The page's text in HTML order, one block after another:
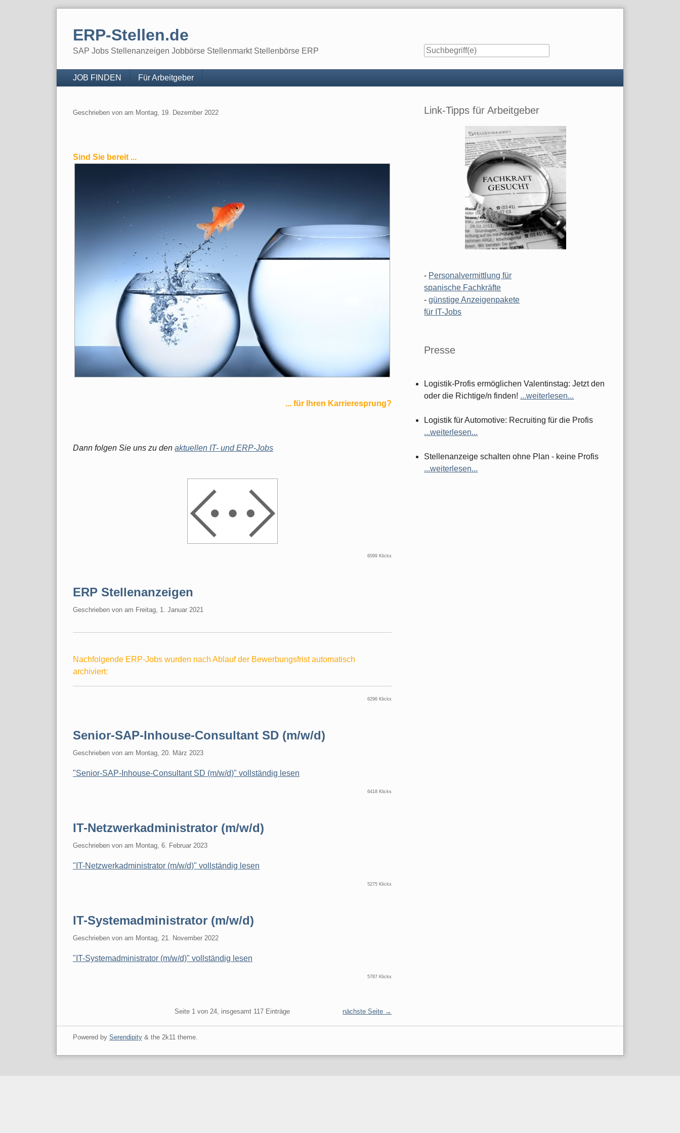
ERP-Stellen.de
SAP Jobs Stellenanzeigen Jobbörse Stellenmarkt Stellenbörse ERP
Navigation
JOB FINDEN Für Arbeitgeber
Geschrieben von am Montag, 19. Dezember 2022
Sind Sie bereit ...
... für Ihren Karrieresprung?
Dann folgen Sie uns zu den aktuellen IT- und ERP-Jobs
6099 Klicks
ERP Stellenanzeigen
Geschrieben von am Freitag, 1. Januar 2021
Nachfolgende ERP-Jobs wurden nach Ablauf der Bewerbungsfrist automatisch
archiviert:
6296 Klicks
Senior-SAP-Inhouse-Consultant SD (m/w/d)
Geschrieben von am Montag, 20. März 2023
"Senior-SAP-Inhouse-Consultant SD (m/w/d)" vollständig lesen
6418 Klicks
IT-Netzwerkadministrator (m/w/d)
Geschrieben von am Montag, 6. Februar 2023
"IT-Netzwerkadministrator (m/w/d)" vollständig lesen
5275 Klicks
IT-Systemadministrator (m/w/d)
Geschrieben von am Montag, 21. November 2022
"IT-Systemadministrator (m/w/d)" vollständig lesen
5787 Klicks
Seite 1 von 24, insgesamt 117 Einträge nächste Seite →
Seitenleiste
Link-Tipps für Arbeitgeber
- Personalvermittlung für
spanische Fachkräfte
-günstige Anzeigenpakete
für IT-Jobs
Presse
Logistik-Profis ermöglichen Valentinstag: Jetzt den
oder die Richtige/n finden! ...weiterlesen...
Logistik für Automotive: Recruiting für die Profis
...weiterlesen...
Stellenanzeige schalten ohne Plan - keine Profis
...weiterlesen...
Powered by Serendipity& the 2k11theme.